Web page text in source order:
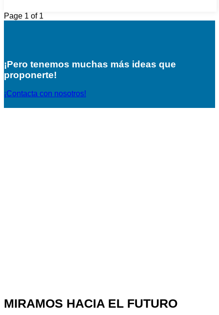
Page 1 of 1
¡Pero tenemos muchas más ideas que
proponerte!
¡Contacta con nosotros!
MIRAMOS HACIA EL FUTURO